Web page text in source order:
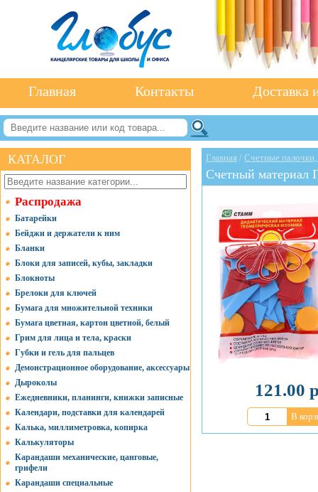
Главная Контакты Доставка
КАТАЛОГ
Распродажа
Батарейки
Бейджи и держатели к ним
Бланки
Блоки для записей, кубы, закладки
Блокноты
Брелоки для ключей
Бумага для множительной техники
Бумага цветная, картон цветной, белый
Грим для лица и тела, краски
Губки и гель для пальцев
Демонстрационное оборудование, аксессуары
Дыроколы
Ежедневники, планинги, книжки записные
Календари, подставки для календарей
Калька, миллиметровка, копирка
Калькуляторы
Карандаши механические, цанговые,
грифели
Карандаши специальные
Главная / Счетные палочки,
Счетный материал
121.00
В